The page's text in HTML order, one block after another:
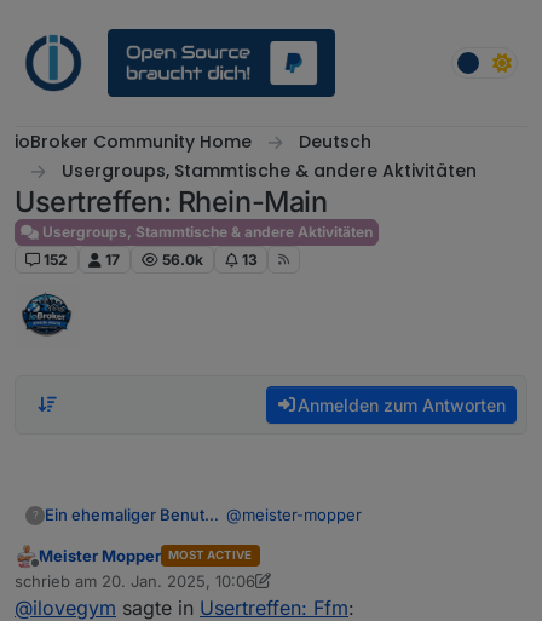
ioBroker Community Home
Deutsch
Usergroups, Stammtische & andere Aktivitäten
Usertreffen: Rhein-Main
Usergroups, Stammtische & andere Aktivitäten
152
17 56.0k 13
Anmelden zum Antworten
? Ein ehemaliger Benutzer @meister-mopper
Hi, wo hast du auf der UDM Pro IPv6
aktiviert, bei den Netzwerken oder
gibts da noch eine Einstellung, die ich
Offline
Meister Mopper MOST ACTIVE
schrieb am 20. Jan. 2025, 10:06
zuletzt editiert von Meister Mopper
@ilovegym sagte in Usertreffen: Ffm: